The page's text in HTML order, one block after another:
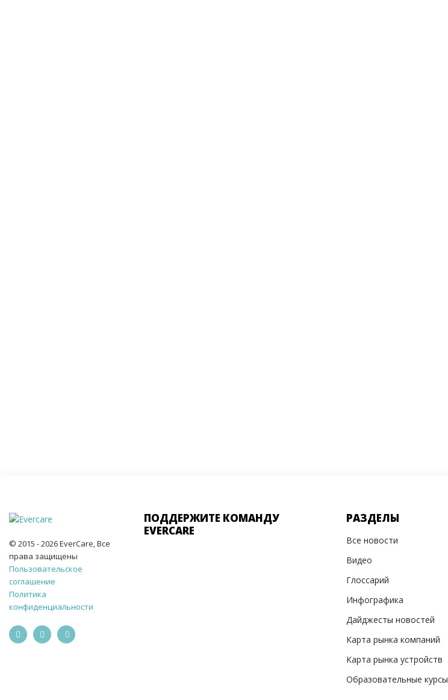
© 2015 - 2026 EverCare, Все
права защищены
Пользовательское
соглашение
Политика
конфиденциальности
ПОДДЕРЖИТЕ КОМАНДУ
EVERCARE
РАЗДЕЛЫ
Все новости
Видео
Глоссарий
Инфографика
Дайджесты новостей
Карта рынка компаний
Карта рынка устройств
Образовательные курсы